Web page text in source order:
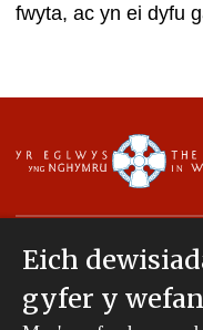
fwyta, ac yn ei dyfu
Hawlfraint © 2007-
Eich
gyfer y